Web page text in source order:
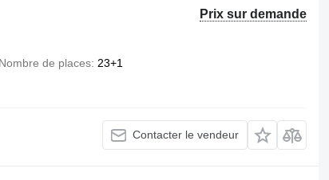
Prix sur demande
Nombre de places 23+1
Contacter le vendeur